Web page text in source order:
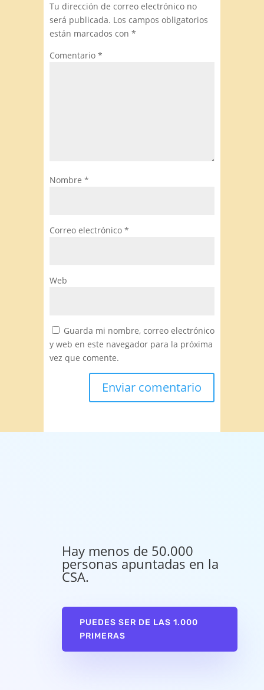
Tu dirección de correo electrónico no
será publicada. Los campos obligatorios
están marcados con *
Comentario *
Nombre *
Correo electrónico *
Web
Guarda mi nombre, correo electrónico
y web en este navegador para la próxima
vez que comente.
Hay menos de 50.000
personas apuntadas en la
CSA.
PUEDES SER DE LAS 1.000
PRIMERAS